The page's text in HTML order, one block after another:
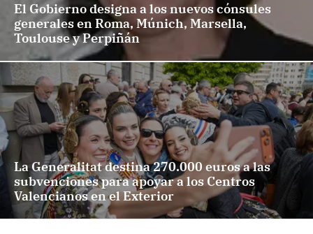
El Gobierno designa a los nuevos cónsules
generales en Roma, Múnich, Marsella,
Toulouse y Perpiñán
La Generalitat destina 270.000 euros a las
subvenciones para apoyar a los Centros
Valencianos en el Exterior